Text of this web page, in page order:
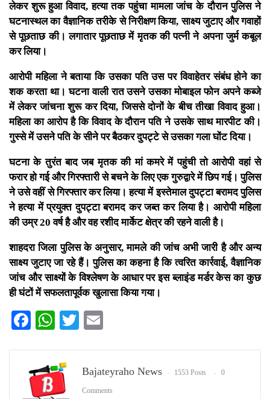
लेकर शुरू हुआ विवाद, हत्या तक पहुंचा मामला जांच के दौरान पुलिस ने
घटनास्थल का वैज्ञानिक तरीके से निरीक्षण किया, साक्ष्य जुटाए और गवाहों
से पूछताछ की। लगातार पूछताछ में मृतक की पत्नी ने अपना जुर्म कबूल
कर लिया।
आरोपी महिला ने बताया कि उसका पति उस पर विवाहेतर संबंध होने का
शक करता था। घटना वाली रात उसने उसका मोबाइल फोन अपने कब्जे
में लेकर जांचना शुरू कर दिया, जिससे दोनों के बीच तीखा विवाद हुआ।
महिला का आरोप है कि विवाद के दौरान पति ने उसके साथ मारपीट की।
गुस्से में उसने पति के सीने पर बैठकर दुपट्टे से उसका गला घोंट दिया।
घटना के तुरंत बाद जब मृतक की मां कमरे में पहुंची तो आरोपी वहां से
फरार हो गई और गिरफ्तारी से बचने के लिए एक गुरुद्वारे में छिप गई। पुलिस
ने उसे वहीं से गिरफ्तार कर लिया। हत्या में इस्तेमाल दुपट्टा बरामद पुलिस
ने हत्या में प्रयुक्त दुपट्टा बरामद कर जब्त कर लिया है। आरोपी महिला
की उम्र 20 वर्ष है और वह रशीद मार्केट क्षेत्र की रहने वाली है।
शाहदरा जिला पुलिस के अनुसार, मामले की जांच अभी जारी है और अन्य
साक्ष्य जुटाए जा रहे हैं। पुलिस का कहना है कि त्वरित कार्रवाई, वैज्ञानिक
जांच और साक्ष्यों के विश्लेषण के आधार पर इस ब्लाइंड मर्डर केस का कुछ
ही घंटों में सफलतापूर्वक खुलासा किया गया।
Facebook
WhatsApp
Twitter
Bajateyraho News 1553 Posts 0
Comments